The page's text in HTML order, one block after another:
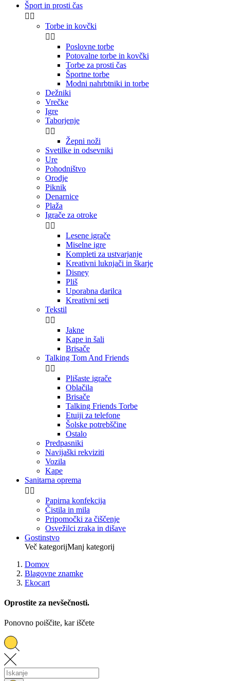
Šport in prosti čas
 
Torbe in kovčki
 
Poslovne torbe
Potovalne torbe in kovčki
Torbe za prosti čas
Športne torbe
Modni nahrbtniki in torbe
Dežniki
Vrečke
Igre
Taborjenje
 
Žepni noži
Svetilke in odsevniki
Ure
Pohodništvo
Orodje
Piknik
Denarnice
Plaža
Igrače za otroke
 
Lesene igrače
Miselne igre
Kompleti za ustvarjanje
Kreativni luknjači in škarje
Disney
Pliš
Uporabna darilca
Kreativni seti
Tekstil
 
Jakne
Kape in šali
Brisače
Talking Tom And Friends
 
Plišaste igrače
Oblačila
Brisače
Talking Friends Torbe
Etuiji za telefone
Šolske potrebščine
Ostalo
Predpasniki
Navijaški rekviziti
Vozila
Kape
Sanitarna oprema
 
Papirna konfekcija
Čistila in mila
Pripomočki za čiščenje
Osvežilci zraka in dišave
Gostinstvo
Več kategorijManj kategorij
Domov
Blagovne znamke
Ekocart
Oprostite za nevšečnosti.
Ponovno poiščite, kar iščete